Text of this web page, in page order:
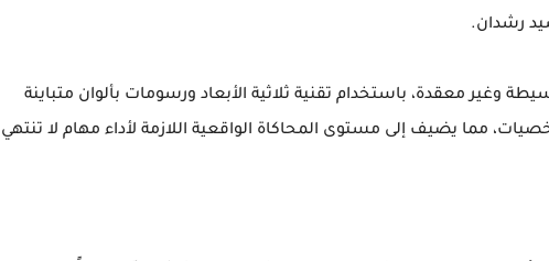
رشدان.
وغير معقدة، باستخدام تقنية ثلاثية الأبعاد ورسومات بألوان متباينة
مما يضيف إلى مستوى المحاكاة الواقعية اللازمة لأداء مهام لا تنتهي